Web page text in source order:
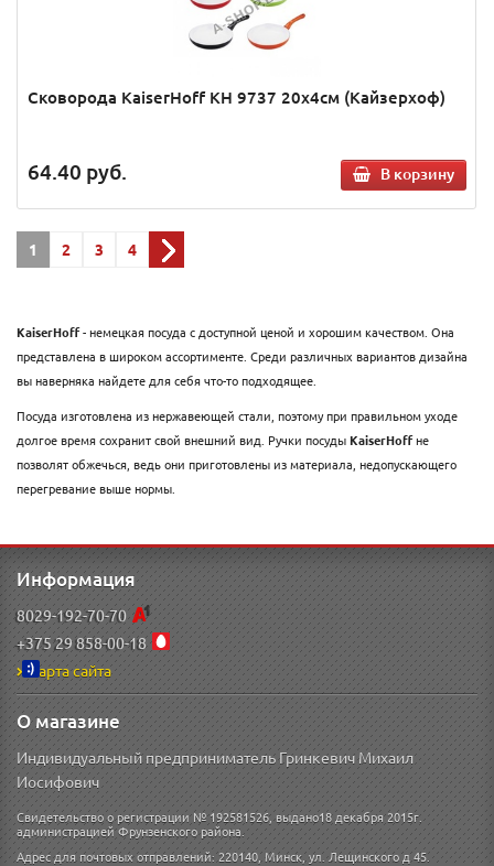
Cковорода KaiserHoff KH 9737 20х4см (Кайзерхоф)
64.40 руб. В корзину
1 2 3 4
KaiserHoff- немецкая посуда с доступной ценой и хорошим качеством. Она
представлена в широком ассортименте. Среди различных вариантов дизайна
вы наверняка найдете для себя что-то подходящее.
Посуда изготовлена из нержавеющей стали, поэтому при правильном уходе
долгое время сохранит свой внешний вид. Ручки посудыKaiserHoffне
позволят обжечься, ведь они приготовлены из материала, недопускающего
перегревание выше нормы.
Информация
8029-192-70-70
+375 29 858-00-18
Карта сайта
О магазине
Индивидуальный предприниматель Гринкевич Михаил
Иосифович
Свидетельство о регистрации № 192581526, выдано18 декабря 2015г.
администрацией Фрунзенского района.
Адрес для почтовых отправлений: 220140, Минск, ул. Лещинского д 45.